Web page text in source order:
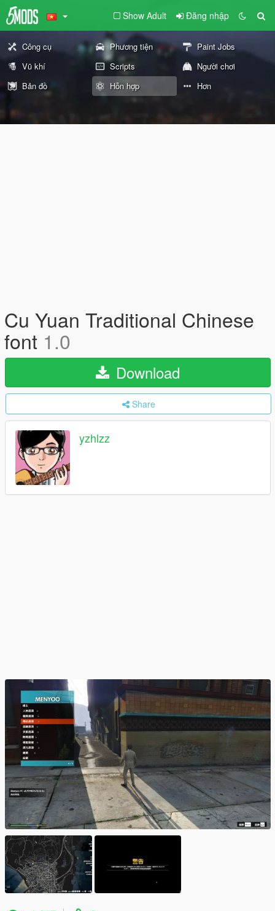
Show Adult Đăng nhập
Công cụ Phương tiện
Paint Jobs
Vũ khí
Scripts
Người chơi
Bản đồ
Hỗn hợp Hơn
Cu Yuan Traditional Chinese
font 1.0
Download
Share
yzhlzz